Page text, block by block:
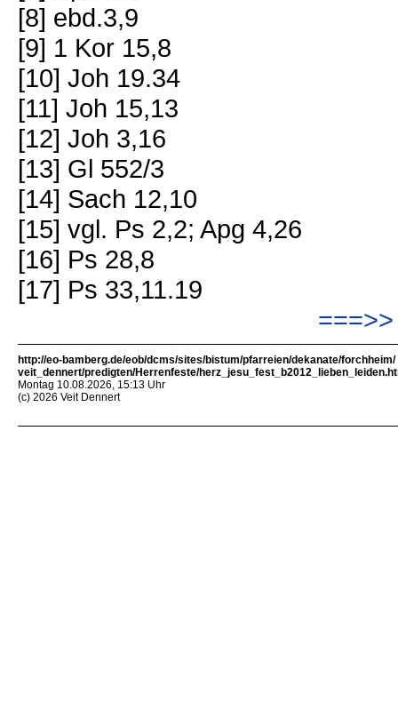
[8] ebd.3,9
[9] 1 Kor 15,8
[10] Joh 19.34
[11] Joh 15,13
[12] Joh 3,16
[13] Gl 552/3
[14] Sach 12,10
[15] vgl. Ps 2,2; Apg 4,26
[16] Ps 28,8
[17] Ps 33,11.19
http://eo-bamberg.de/eob/dcms/sites/bistum/pfarreien/dekanate/forchheim/
veit_dennert/predigten/Herrenfeste/
Montag 10.08.2026, 15:13 Uhr
(c) 2026 Veit Dennert